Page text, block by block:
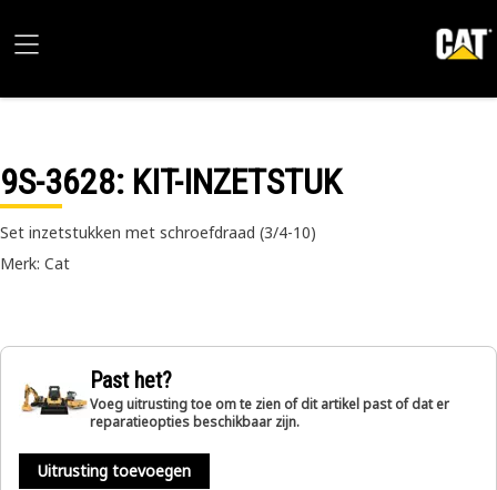
9S-3628: KIT-INZETSTUK
Set inzetstukken met schroefdraad (3/4-10)
Merk: Cat
Past het?
Voeg uitrusting toe om te zien of dit artikel past of dat er
reparatieopties beschikbaar zijn.
Uitrusting toevoegen